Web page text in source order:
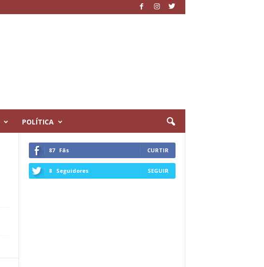
POLÍTICA
87 Fãs CURTIR
8 Seguidores SEGUIR